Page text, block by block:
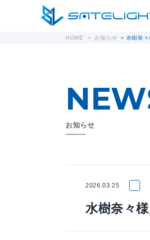
HOME > お知らせ > 水樹奈
お知らせ
2026.03.25
水樹奈々